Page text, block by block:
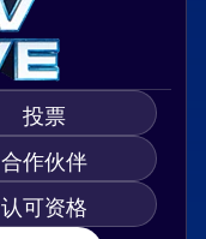
投票
合作伙伴
认可资格